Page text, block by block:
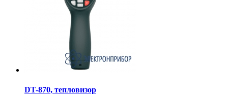
DT-870, тепловизор